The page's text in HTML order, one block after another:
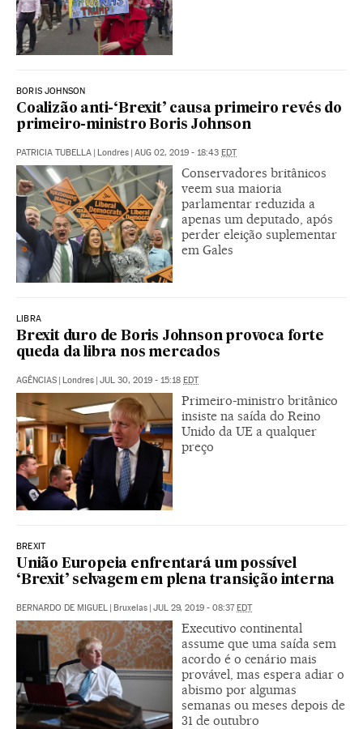
BORIS JOHNSON
Coalizão anti-‘Brexit’ causa primeiro revés do
primeiro-ministro Boris Johnson
PATRICIA TUBELLA | Londres | AUG 02, 2019 - 18:43 EDT
Conservadores britânicos
veem sua maioria
parlamentar reduzida a
apenas um deputado, após
perder eleição suplementar
em Gales
LIBRA
Brexit duro de Boris Johnson provoca forte
queda da libra nos mercados
AGÊNCIAS | Londres | JUL 30, 2019 - 15:18 EDT
Primeiro-ministro britânico
insiste na saída do Reino
Unido da UE a qualquer
preço
BREXIT
União Europeia enfrentará um possível
‘Brexit’ selvagem em plena transição interna
BERNARDO DE MIGUEL | Bruxelas | JUL 29, 2019 - 08:37EDT
Executivo continental
assume que uma saída sem
acordo é o cenário mais
provável, mas espera adiar o
abismo por algumas
semanas ou meses depois de
31 de outubro